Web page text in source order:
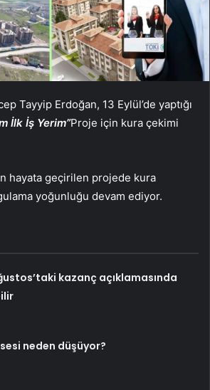
Tayyip Erdoğan, 13 Eylül’de yaptığı
İlk İş Yerim”Proje için kura çekimi
hayata geçirilen projede kura
yoğunluğu devam ediyor.
kazanç açıklamasında
neden düşüyor?